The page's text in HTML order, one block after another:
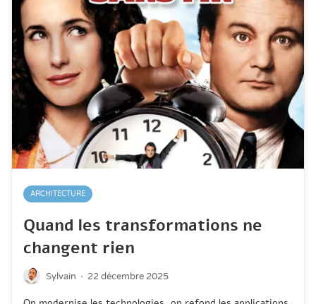
ARCHITECTURE
Quand les transformations ne
changent rien
Sylvain · 22 décembre 2025